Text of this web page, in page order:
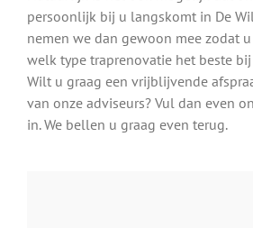
persoonlijk bij u langskomt in De
nemen we dan gewoon mee zodat
welk type traprenovatie het beste
Wilt u graag een vrijblijvende
van onze adviseurs? Vul dan even
in. We bellen u graag even terug.